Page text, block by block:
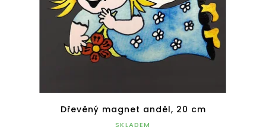
Dřevěný magnet anděl, 20 cm
SKLADEM